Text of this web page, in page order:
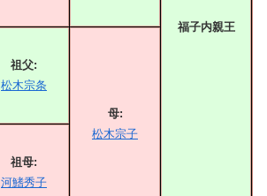
福子内親王
祖父:
松木宗条
母:
松木宗子
祖母:
河鰭秀子